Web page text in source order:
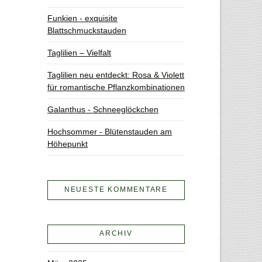
Funkien - exquisite
Blattschmuckstauden
Taglilien – Vielfalt
Taglilien neu entdeckt: Rosa & Violett
für romantische Pflanzkombinationen
Galanthus - Schneeglöckchen
Hochsommer - Blütenstauden am
Höhepunkt
NEUESTE KOMMENTARE
ARCHIV